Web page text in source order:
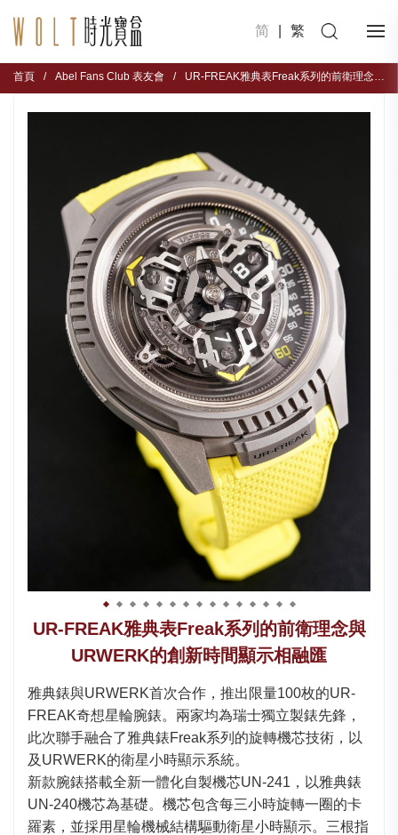
简 繁
首頁 / Abel Fans Club 表友會 / UR-FREAK雅典表Freak系列的前衛理念與URWERK的創新時間顯示相融匯
UR-FREAK雅典表Freak系列的前衛理念與
URWERK的創新時間顯示相融匯
雅典錶與URWERK首次合作，推出限量100枚的UR-
FREAK奇想星輪腕錶。兩家均為瑞士獨立製錶先鋒，
此次聯手融合了雅典錶Freak系列的旋轉機芯技術，以
及URWERK的衛星小時顯示系統。
新款腕錶搭載全新一體化自製機芯UN-241，以雅典錶
UN-240機芯為基礎。機芯包含每三小時旋轉一圈的卡
羅素，並採用星輪機械結構驅動衛星小時顯示。三根指